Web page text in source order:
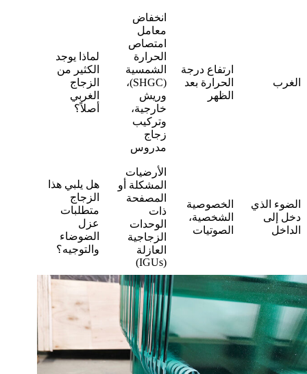
الغرب
ارتفاع درجة
الحرارة بعد
الظهر
انخفاض
معامل
امتصاص
الحرارة
الشمسية
(SHGC)،
وريش
خارجية،
وتركيب
زجاج
مدروس
لماذا يوجد
الكثير من
الزجاج
الغربي
أصلاً؟
الضوء الذي
دخل إلى
الداخل
الخصوصية
الشخصية،
الصوتيات
الأرضيات
المشكلة أو
المصفحة
ذات
الوحدات
الزجاجية
العازلة
(IGUs)
هل يلبي هذا
الزجاج
متطلبات
عزل
الضوضاء
والتوجيه؟